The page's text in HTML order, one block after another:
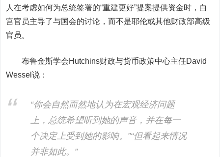
人在考虑如何为总统签署的“重建更好”提案提供资金时，白
宫官员主导了与国会的讨论，而不是耶伦或其他财政部高级
官员。
布鲁金斯学会Hutchins财政与货币政策中心主任David
Wessel说：
“你会自然而然地认为在宏观经济问题
上，总统希望听到她的声音，并在每一
个决定上受到她的影响。”“但看起来情况
并非如此。”